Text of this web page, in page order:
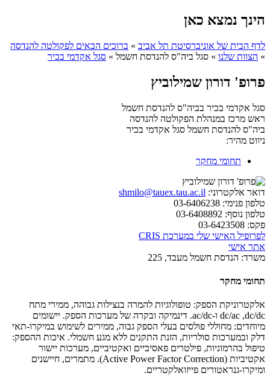
הינך נמצא כאן
לדף הבית של אוניברסיטת תל אביב » ברוכים הבאים לפקולטה להנדסה
» הצוות שלנו » סגל ביה"ס להנדסת חשמל » סגל אקדמי בכיר
פרופ' דורון שמילוביץ
סגל אקדמי בכיר בביה"ס להנדסת חשמל
ראש מרכז במנהלת הפקולטה להנדסה
ביה"ס להנדסת חשמל סגל אקדמי בכיר
ניווט מהיר:
תחומי מחקר
דואר אלקטרוני: shmilo@tauex.tau.ac.il
טלפון פנימי:
טלפון נוסף:
פקס:
לפרופיל האישי שלי במערכת CRIS
אתר אישי
משרד: הנדסת חשמל מעבד, 225
תחומי מחקר
אלקטרוניקת הספק: טופולוגיות להמרה בנצילות גבוהה, ממירי מתח
dc/dc
,
dc/ac ו‑ac/dc. דינמיקה ובקרה של מערכות הספק. יישומים
מיוחדים: מחוללי פולסים בעלי הספק גבוה, ממירים לשימוש במיקרו-תאי
דלק ובמערכות סולריות, הזנת התקנים ללא מגע חשמלי. איכות ההספק:
טיפול בהרמוניות, פילטרים פאסיביים ואקטיביים, מערכות יישור
אקטיביות (Active Power Factor Correction
(. מתמרים, חיישנים
ומיקרו-גנראטורים פייזואלקטריים.